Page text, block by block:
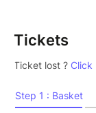
Tickets